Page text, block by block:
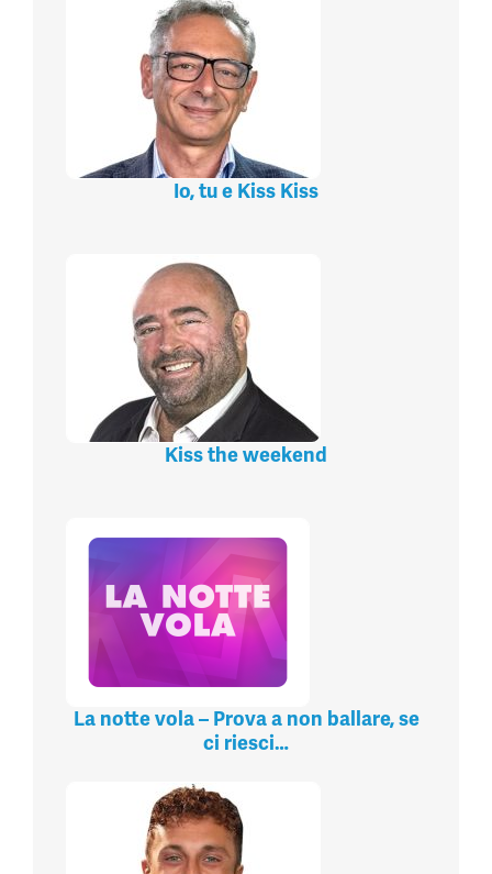
Io, tu e Kiss Kiss
Kiss the weekend
La notte vola – Prova a non ballare, se
ci riesci…